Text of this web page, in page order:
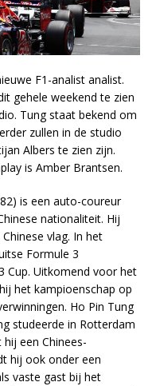
F1-analist analist.
gehele weekend te zien
Tung staat bekend om
zullen in de studio
Albers te zien zijn.
is Amber Brantsen.
is een auto-coureur
nationaliteit. Hij
vlag. In het
Formule 3
Cup. Uitkomend voor het
het kampioenschap op
Ho Pin Tung
studeerde in Rotterdam
een Chinees-
hij ook onder een
vaste gast bij het